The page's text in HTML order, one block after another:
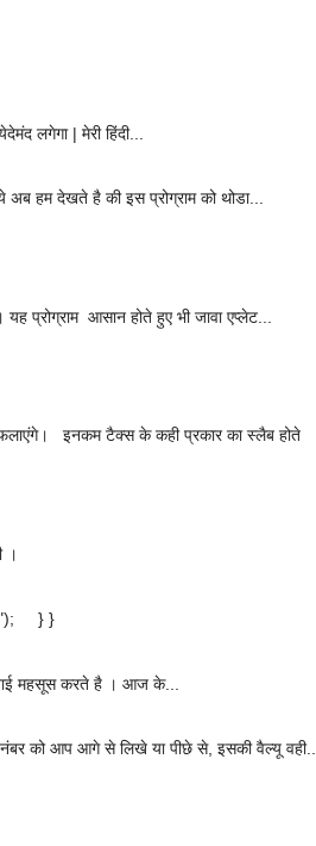
लगेगा | मेरी हिंदी...
अब हम देखते है की इस प्रोग्राम को थोडा...
प्रोग्राम आसान होते हुए भी जावा एप्लेट...
इनकम टैक्स के कही प्रकार का स्लैब होते
।
} }
महसूस करते है । आज के...
को आप आगे से लिखे या पीछे से, इसकी वैल्यू वही...